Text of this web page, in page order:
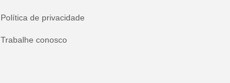
Política de privacidade
Trabalhe conosco